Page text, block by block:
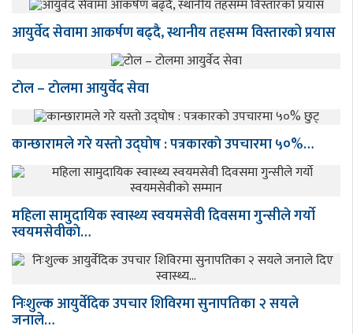
आयुर्वेद सेवामा आकर्षण बढ्दै, स्थानीय तहसम्म विस्तारको प्रयास
टाेल – टाेलमा आयुर्वेद सेवा
कान्छारामले गरे यस्ताे उद्घाेष : पत्रकारकाे उपचारमा ५०%…
महिला सामुदायिक स्वास्थ्य स्वयमसेवी दिवसमा गुन्सीले गर्याे
स्वयमसेवीकाे…
निःशुल्क आयुर्वेदिक उपचार शिविरमा सुनापतिका २ सयले
जनाले…